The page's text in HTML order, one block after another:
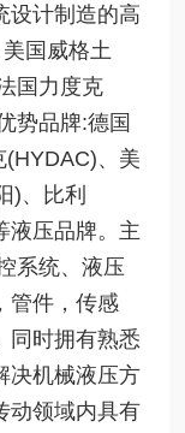
设计制造的高
国威格土
国力度克
势品牌:德国
、美
)、比利
液压品牌。主
系统、液压
管件，传感
同时拥有熟悉
决机械液压方
动领域内具有